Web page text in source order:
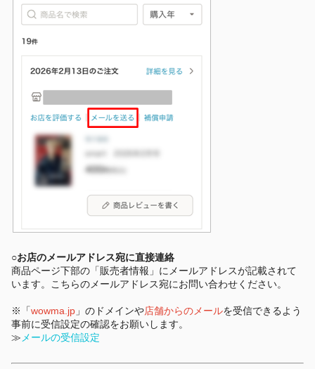
○お店のメールアドレス宛に直接連絡
商品ページ下部の「販売者情報」にメールアドレスが記載されて
います。こちらのメールアドレス宛にお問い合わせください。
※「wowma.jp 」のドメインや店舗からのメールを受信できるよう
事前に受信設定の確認をお願いします。
≫ メールの受信設定